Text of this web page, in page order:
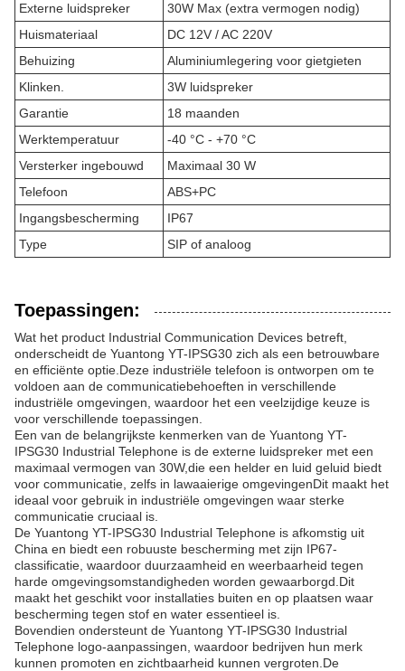
Externe luidspreker
30W Max (extra vermogen nodig)
Huismateriaal
DC 12V / AC 220V
Behuizing
Aluminiumlegering voor gietgieten
Klinken.
3W luidspreker
Garantie
18 maanden
Werktemperatuur
-40 °C - +70 °C
Versterker ingebouwd
Maximaal 30 W
Telefoon
ABS+PC
Ingangsbescherming
IP67
Type
SIP of analoog
Toepassingen:
Wat het product Industrial Communication Devices betreft,
onderscheidt de Yuantong YT-IPSG30 zich als een betrouwbare
en efficiënte optie.Deze industriële telefoon is ontworpen om te
voldoen aan de communicatiebehoeften in verschillende
industriële omgevingen, waardoor het een veelzijdige keuze is
voor verschillende toepassingen.
Een van de belangrijkste kenmerken van de Yuantong YT-
IPSG30 Industrial Telephone is de externe luidspreker met een
maximaal vermogen van 30W,die een helder en luid geluid biedt
voor communicatie, zelfs in lawaaierige omgevingenDit maakt het
ideaal voor gebruik in industriële omgevingen waar sterke
communicatie cruciaal is.
De Yuantong YT-IPSG30 Industrial Telephone is afkomstig uit
China en biedt een robuuste bescherming met zijn IP67-
classificatie, waardoor duurzaamheid en weerbaarheid tegen
harde omgevingsomstandigheden worden gewaarborgd.Dit
maakt het geschikt voor installaties buiten en op plaatsen waar
bescherming tegen stof en water essentieel is.
Bovendien ondersteunt de Yuantong YT-IPSG30 Industrial
Telephone logo-aanpassingen, waardoor bedrijven hun merk
kunnen promoten en zichtbaarheid kunnen vergroten.De